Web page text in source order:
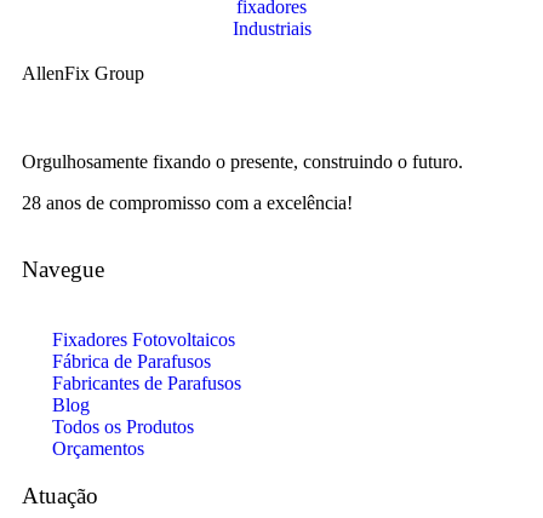
AllenFix Group
Orgulhosamente fixando o presente, construindo o futuro.
28 anos de compromisso com a excelência!
Navegue
Fixadores Fotovoltaicos
Fábrica de Parafusos
Fabricantes de Parafusos
Blog
Todos os Produtos
Orçamentos
Atuação